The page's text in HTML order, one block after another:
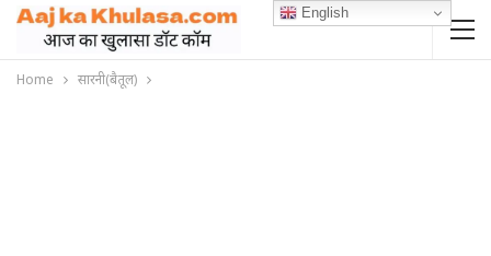
Home सारनी(बैतूल)
English